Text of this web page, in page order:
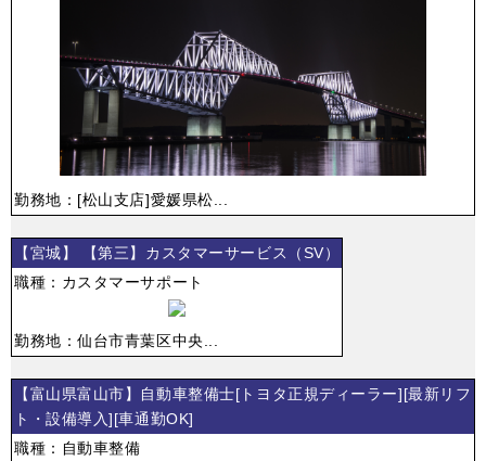
勤務地：[松山支店]愛媛県松...
【宮城】 【第三】カスタマーサービス（SV）
職種：カスタマーサポート
勤務地：仙台市青葉区中央...
【富山県富山市】自動車整備士[トヨタ正規ディーラー][最新リフ
ト・設備導入][車通勤OK]
職種：自動車整備